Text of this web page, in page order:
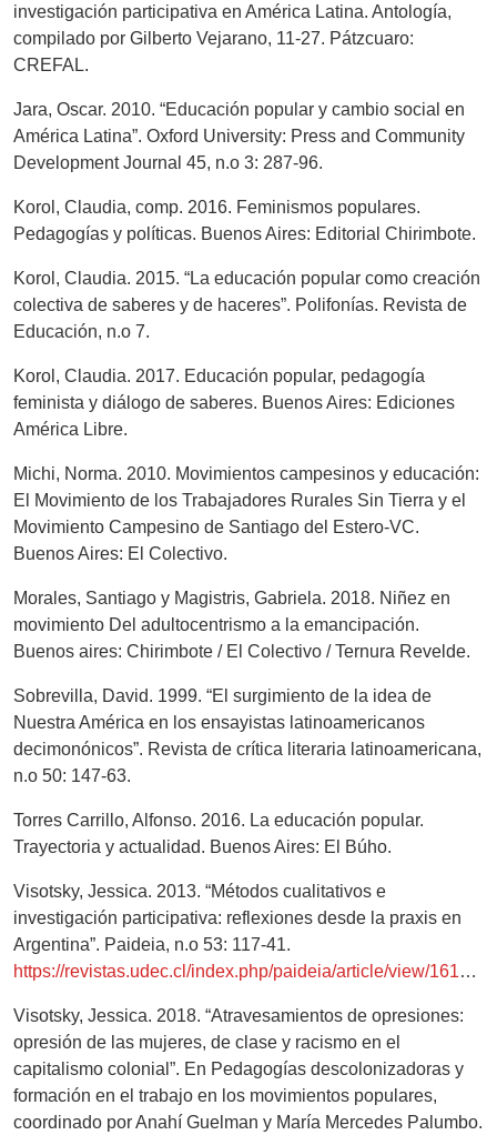
investigación participativa en América Latina. Antología,
compilado por Gilberto Vejarano, 11-27. Pátzcuaro:
CREFAL.
Jara, Oscar. 2010. “Educación popular y cambio social en
América Latina”. Oxford University: Press and Community
Development Journal 45, n.o 3: 287-96.
Korol, Claudia, comp. 2016. Feminismos populares.
Pedagogías y políticas. Buenos Aires: Editorial Chirimbote.
Korol, Claudia. 2015. “La educación popular como creación
colectiva de saberes y de haceres”. Polifonías. Revista de
Educación, n.o 7.
Korol, Claudia. 2017. Educación popular, pedagogía
feminista y diálogo de saberes. Buenos Aires: Ediciones
América Libre.
Michi, Norma. 2010. Movimientos campesinos y educación:
El Movimiento de los Trabajadores Rurales Sin Tierra y el
Movimiento Campesino de Santiago del Estero-VC.
Buenos Aires: El Colectivo.
Morales, Santiago y Magistris, Gabriela. 2018. Niñez en
movimiento Del adultocentrismo a la emancipación.
Buenos aires: Chirimbote / El Colectivo / Ternura Revelde.
Sobrevilla, David. 1999. “El surgimiento de la idea de
Nuestra América en los ensayistas latinoamericanos
decimonónicos”. Revista de crítica literaria latinoamericana,
n.o 50: 147-63.
Torres Carrillo, Alfonso. 2016. La educación popular.
Trayectoria y actualidad. Buenos Aires: El Búho.
Visotsky, Jessica. 2013. “Métodos cualitativos e
investigación participativa: reflexiones desde la praxis en
Argentina”. Paideia, n.o 53: 117-41.
https://revistas.udec.cl/index.php/paideia/article/view/1618/2163
Visotsky, Jessica. 2018. “Atravesamientos de opresiones:
opresión de las mujeres, de clase y racismo en el
capitalismo colonial”. En Pedagogías descolonizadoras y
formación en el trabajo en los movimientos populares,
coordinado por Anahí Guelman y María Mercedes Palumbo.